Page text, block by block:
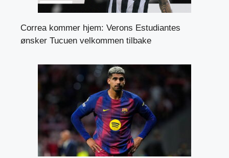
Correa kommer hjem: Verons Estudiantes
ønsker Tucuen velkommen tilbake